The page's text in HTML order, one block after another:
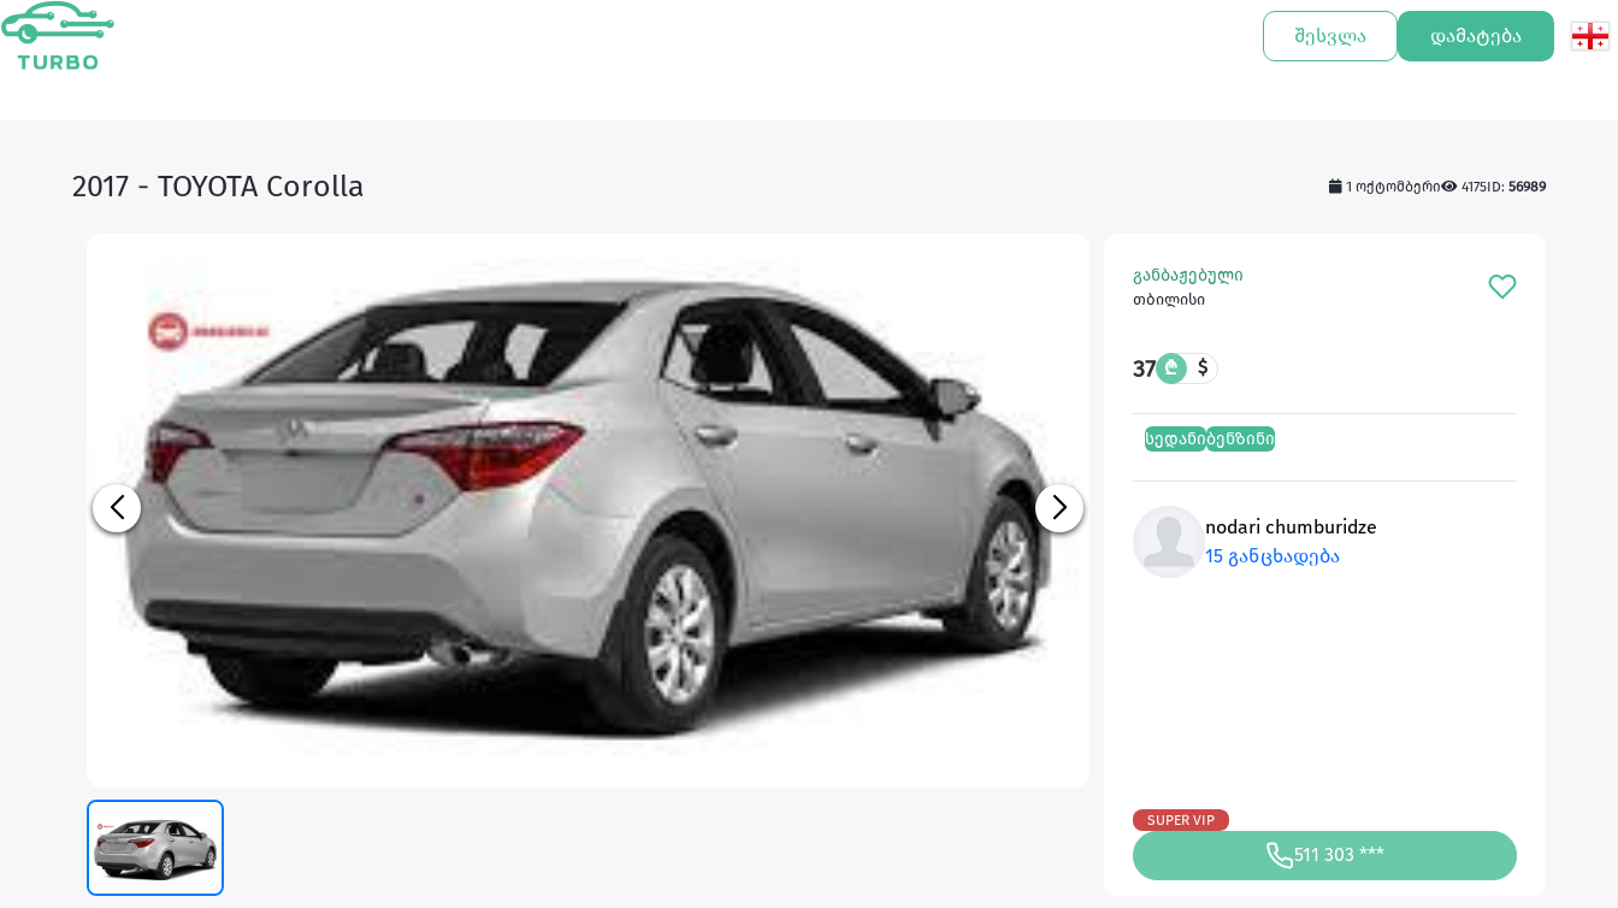
შესვლა დამატება
2017 - TOYOTA Corolla 1 ოქტომბერი 4175ID: 56989
განბაჟებული
თბილისი
37 ₾ $
სედანიბენზინი
nodari chumburidze
15 განცხადება
SUPER VIP
511 303 ***